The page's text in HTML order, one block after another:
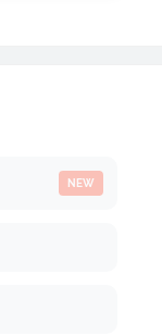
NEW